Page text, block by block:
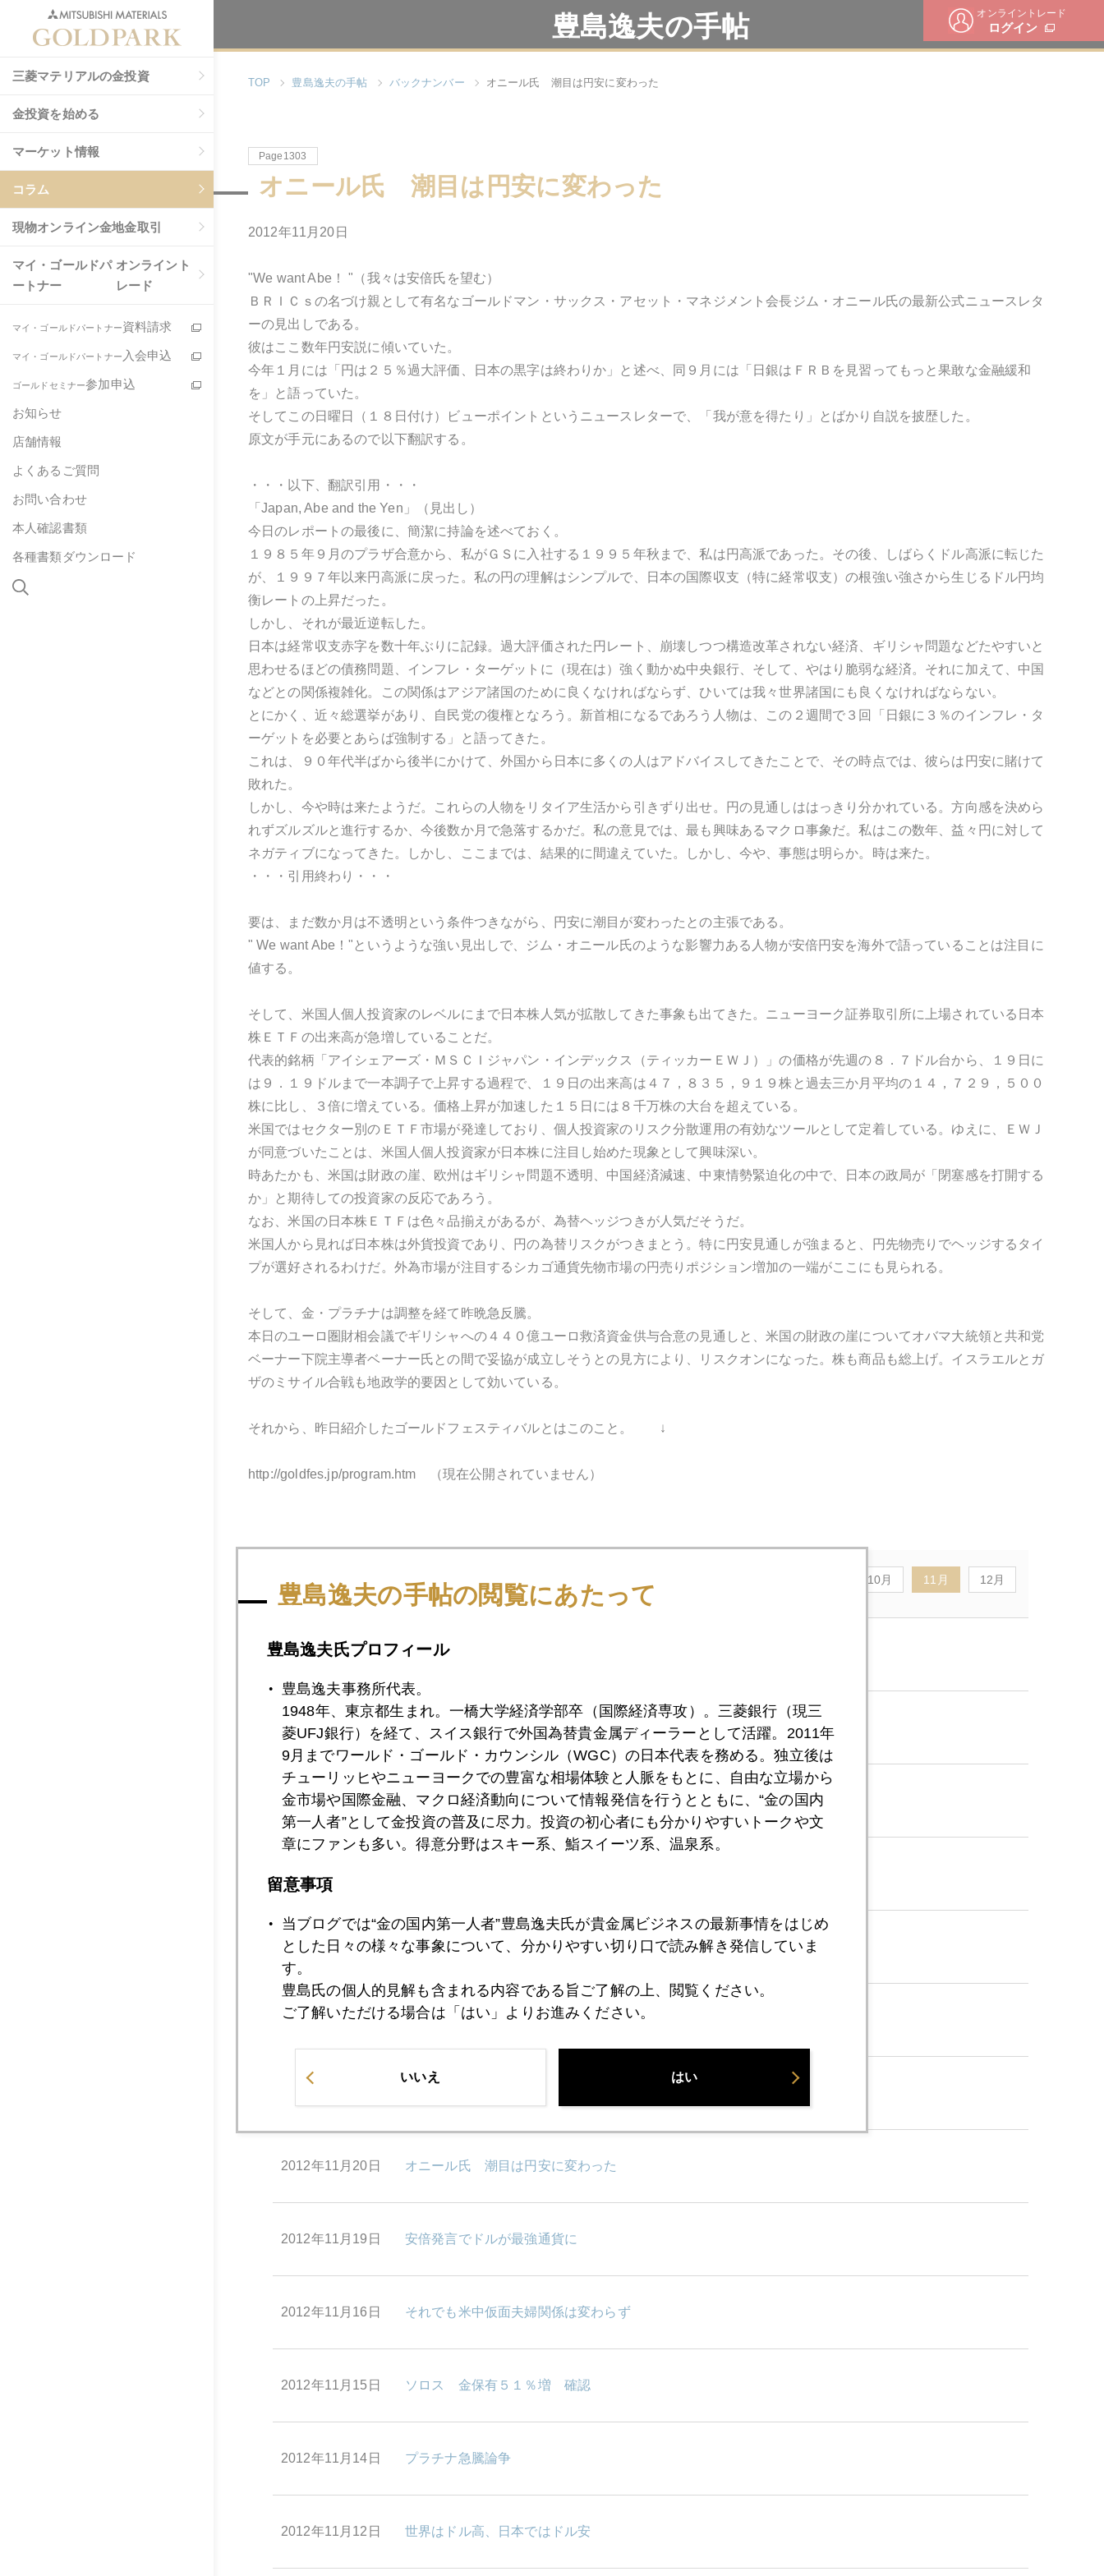
オンライントレード
ログイン
三菱マテリアルの金投資
金投資を始める
マーケット情報
コラム
現物オンライン金地金取引
マイ・ゴールドパ
ートナー
オンライント
レード
マイ・ゴールドパートナー資料請求
マイ・ゴールドパートナー 入会申込
ゴールドセミナー参加申込
お知らせ
店舗情報
よくあるご質問
お問い合わせ
本人確認書類
各種書類ダウンロード
豊島逸夫の手帖
TOP 豊島逸夫の手帖 バックナンバー オニール氏 潮目は円安に変わった
Page1303
オニール氏 潮目は円安に変わった
2012年11月20日
"We want Abe！ "（我々は安倍氏を望む）
ＢＲＩＣｓの名づけ親として有名なゴールドマン・サックス・アセット・マネジメント会長ジム・オニール氏の最新公式ニュースレタ
ーの見出しである。
彼はここ数年円安説に傾いていた。
今年１月には「円は２５％過大評価、日本の黒字は終わりか」と述べ、同９月には「日銀はＦＲＢを見習ってもっと果敢な金融緩和
を」と語っていた。
そしてこの日曜日（１８日付け）ビューポイントというニュースレターで、「我が意を得たり」とばかり自説を披歴した。
原文が手元にあるので以下翻訳する。
・・・以下、翻訳引用・・・
「Japan, Abe and the Yen」（見出し）
今日のレポートの最後に、簡潔に持論を述べておく。
１９８５年９月のプラザ合意から、私がＧＳに入社する１９９５年秋まで、私は円高派であった。その後、しばらくドル高派に転じた
が、１９９７年以来円高派に戻った。私の円の理解はシンプルで、日本の国際収支（特に経常収支）の根強い強さから生じるドル円均
衡レートの上昇だった。
しかし、それが最近逆転した。
日本は経常収支赤字を数十年ぶりに記録。過大評価された円レート、崩壊しつつ構造改革されない経済、ギリシャ問題などたやすいと
思わせるほどの債務問題、インフレ・ターゲットに（現在は）強く動かぬ中央銀行、そして、やはり脆弱な経済。それに加えて、中国
などとの関係複雑化。この関係はアジア諸国のために良くなければならず、ひいては我々世界諸国にも良くなければならない。
とにかく、近々総選挙があり、自民党の復権となろう。新首相になるであろう人物は、この２週間で３回「日銀に３％のインフレ・タ
ーゲットを必要とあらば強制する」と語ってきた。
これは、９０年代半ばから後半にかけて、外国から日本に多くの人はアドバイスしてきたことで、その時点では、彼らは円安に賭けて
敗れた。
しかし、今や時は来たようだ。これらの人物をリタイア生活から引きずり出せ。円の見通しははっきり分かれている。方向感を決めら
れずズルズルと進行するか、今後数か月で急落するかだ。私の意見では、最も興味あるマクロ事象だ。私はこの数年、益々円に対して
ネガティブになってきた。しかし、ここまでは、結果的に間違えていた。しかし、今や、事態は明らか。時は来た。
・・・引用終わり・・・
要は、まだ数か月は不透明という条件つきながら、円安に潮目が変わったとの主張である。
" We want Abe！"というような強い見出しで、ジム・オニール氏のような影響力ある人物が安倍円安を海外で語っていることは注目に
値する。
そして、米国人個人投資家のレベルにまで日本株人気が拡散してきた事象も出てきた。ニューヨーク証券取引所に上場されている日本
株ＥＴＦの出来高が急増していることだ。
代表的銘柄「アイシェアーズ・ＭＳＣＩジャパン・インデックス（ティッカーＥＷＪ）」の価格が先週の８．７ドル台から、１９日に
は９．１９ドルまで一本調子で上昇する過程で、１９日の出来高は４７，８３５，９１９株と過去三か月平均の１４，７２９，５００
株に比し、３倍に増えている。価格上昇が加速した１５日には８千万株の大台を超えている。
米国ではセクター別のＥＴＦ市場が発達しており、個人投資家のリスク分散運用の有効なツールとして定着している。ゆえに、ＥＷＪ
が同意づいたことは、米国人個人投資家が日本株に注目し始めた現象として興味深い。
時あたかも、米国は財政の崖、欧州はギリシャ問題不透明、中国経済減速、中東情勢緊迫化の中で、日本の政局が「閉塞感を打開する
か」と期待しての投資家の反応であろう。
なお、米国の日本株ＥＴＦは色々品揃えがあるが、為替ヘッジつきが人気だそうだ。
米国人から見れば日本株は外貨投資であり、円の為替リスクがつきまとう。特に円安見通しが強まると、円先物売りでヘッジするタイ
プが選好されるわけだ。外為市場が注目するシカゴ通貨先物市場の円売りポジション増加の一端がここにも見られる。
そして、金・プラチナは調整を経て昨晩急反騰。
本日のユーロ圏財相会議でギリシャへの４４０億ユーロ救済資金供与合意の見通しと、米国の財政の崖についてオバマ大統領と共和党
ベーナー下院主導者ベーナー氏との間で妥協が成立しそうとの見方により、リスクオンになった。株も商品も総上げ。イスラエルとガ
ザのミサイル合戦も地政学的要因として効いている。
それから、昨日紹介したゴールドフェスティバルとはこのこと。 ↓
http://goldfes.jp/program.htm （現在公開されていません）
2012年 1月 2月 10月 11月 12月
2012年11月30日 ファンドの円安陽動作戦に気をつけよう
2012年11月29日 中国二人っ子政策へ転換の兆し
2012年11月28日 中東で金が売れるワケ
2012年11月27日
2012年11月26日 金、プラチナ急騰
2012年11月22日 ドバイ行き機上ネットでブログ更新
2012年11月20日 オニール氏 潮目は円安に変わった
2012年11月19日 安倍発言でドルが最強通貨に
2012年11月16日 それでも米中仮面夫婦関係は変わらず
2012年11月15日 ソロス 金保有５１％増 確認
2012年11月14日 プラチナ急騰論争
2012年11月12日 世界はドル高、日本ではドル安
豊島逸夫の手帖の閲覧にあたって
豊島逸夫氏プロフィール
豊島逸夫事務所代表。
1948年、東京都生まれ。一橋大学経済学部卒（国際経済専攻）。三菱銀行（現三
菱UFJ銀行）を経て、スイス銀行で外国為替貴金属ディーラーとして活躍。2011年
9月までワールド・ゴールド・カウンシル（WGC）の日本代表を務める。独立後は
チューリッヒやニューヨークでの豊富な相場体験と人脈をもとに、自由な立場から
金市場や国際金融、マクロ経済動向について情報発信を行うとともに、“金の国内
第一人者”として金投資の普及に尽力。投資の初心者にも分かりやすいトークや文
章にファンも多い。得意分野はスキー系、鮨スイーツ系、温泉系。
留意事項
当ブログでは“金の国内第一人者”豊島逸夫氏が貴金属ビジネスの最新事情をはじめ
とした日々の様々な事象について、分かりやすい切り口で読み解き発信していま
す。
豊島氏の個人的見解も含まれる内容である旨ご了解の上、閲覧ください。
ご了解いただける場合は「はい」よりお進みください。
いいえ はい